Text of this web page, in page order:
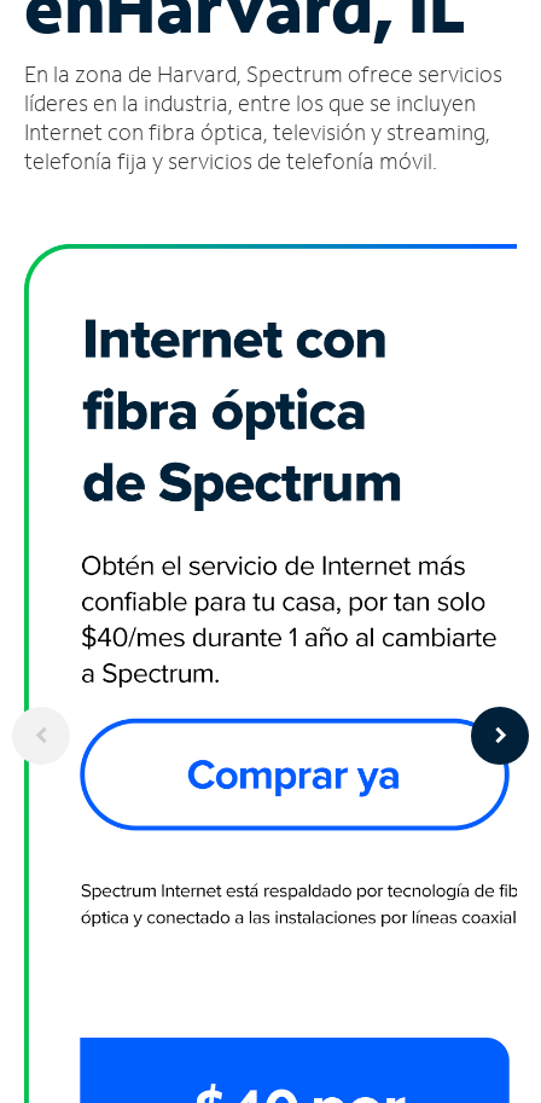
cuenta
Encuentra
una
tienda
En la zona de Harvard, Spectrum ofrece servicios
líderes en la industria, entre los que se incluyen
Internet con fibra óptica, televisión y streaming,
telefonía fija y servicios de telefonía móvil.